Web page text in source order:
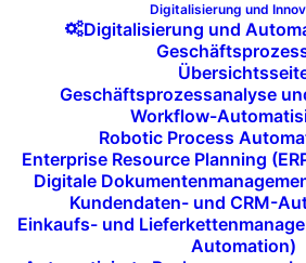
Digitalisierung und
Digitalisierung und
Geschäftsprozessanalyse
Workflow-
Robotic Process
Enterprise Resource Planning
Digitale
Kundendaten- und CRM-
Einkaufs- und
Automation)
Intuitive BYOD-
and-Play-